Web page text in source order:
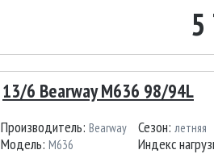
13/6 Bearway M636 98/94L
Производитель: Bearway
Модель: M636
Сезон: летняя
Индекс